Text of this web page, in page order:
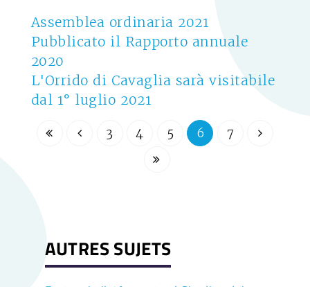
Assemblea ordinaria 2021
Pubblicato il Rapporto annuale
2020
L'Orrido di Cavaglia sarà visitabile
dal 1° luglio 2021
3 4 5 6 7
AUTRES SUJETS